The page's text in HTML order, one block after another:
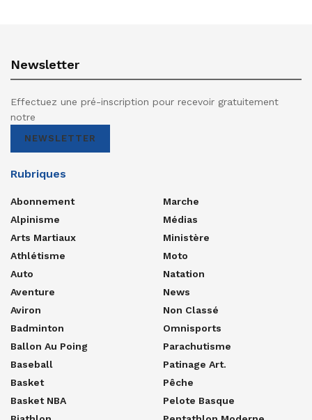
Newsletter
Effectuez une pré-inscription pour recevoir gratuitement
notre
NEWSLETTER
Rubriques
Abonnement
Alpinisme
Arts Martiaux
Athlétisme
Auto
Aventure
Aviron
Badminton
Ballon Au Poing
Baseball
Basket
Basket NBA
Marche
Médias
Ministère
Moto
Natation
News
Non Classé
Omnisports
Parachutisme
Patinage Art.
Pêche
Pelote Basque